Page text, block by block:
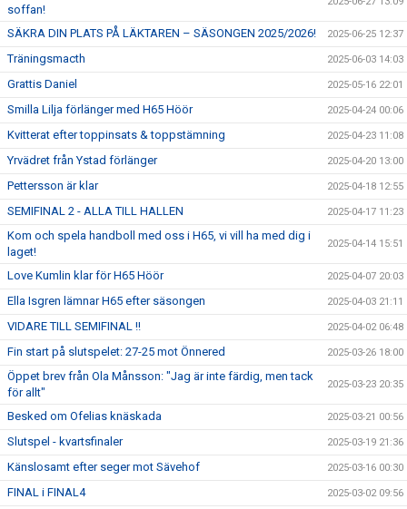
soffan!
SÄKRA DIN PLATS PÅ LÄKTAREN – SÄSONGEN 2025/2026! 2025-06-25 12:37
Träningsmacth 2025-06-03 14:03
Grattis Daniel 2025-05-16 22:01
Smilla Lilja förlänger med H65 Höör 2025-04-24 00:06
Kvitterat efter toppinsats & toppstämning 2025-04-23 11:08
Yrvädret från Ystad förlänger 2025-04-20 13:00
Pettersson är klar 2025-04-18 12:55
SEMIFINAL 2 - ALLA TILL HALLEN 2025-04-17 11:23
Kom och spela handboll med oss i H65, vi vill ha med dig i
laget!
2025-04-14 15:51
Love Kumlin klar för H65 Höör 2025-04-07 20:03
Ella Isgren lämnar H65 efter säsongen 2025-04-03 21:11
VIDARE TILL SEMIFINAL !! 2025-04-02 06:48
Fin start på slutspelet: 27-25 mot Önnered 2025-03-26 18:00
Öppet brev från Ola Månsson: "Jag är inte färdig, men tack
för allt"
2025-03-23 20:35
Besked om Ofelias knäskada 2025-03-21 00:56
Slutspel - kvartsfinaler 2025-03-19 21:36
Känslosamt efter seger mot Sävehof 2025-03-16 00:30
FINAL i FINAL4 2025-03-02 09:56